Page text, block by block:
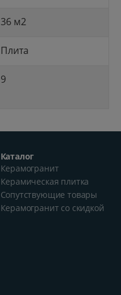
36 м2
Плита
9
Каталог
Керамогранит
Керамическая плитка
Сопутствующие товары
Керамогранит со скидкой